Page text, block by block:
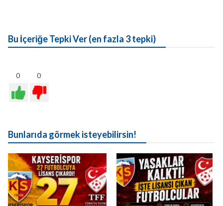
Bu İçeriğe Tepki Ver (en fazla 3 tepki)
0 0
Bunlarıda görmek isteyebilirsin!